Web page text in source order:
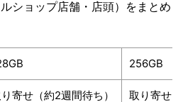
ショップ店舗・店頭）をまとめ
256GB
寄せ（約2週間待ち） 取り寄せ